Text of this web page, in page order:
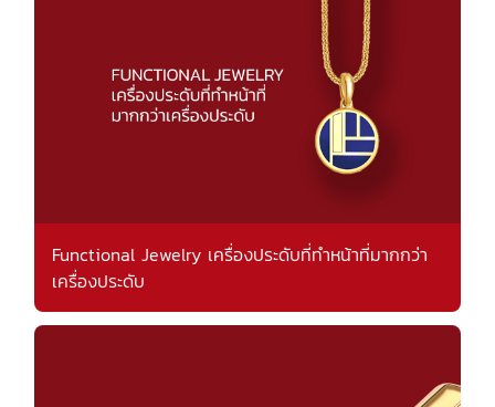
Functional Jewelry เครื่องประดับที่ทำหน้าที่มากกว่า
เครื่องประดับ